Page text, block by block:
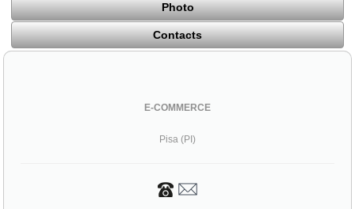
Photo
Contacts
E-COMMERCE
Pisa (PI)